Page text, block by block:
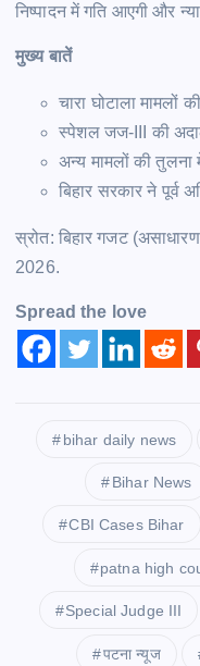
निष्पादन में गति आएगी और
मुख्य बातें
चारा घोटाला मामलों
स्पेशल जज-III की
अन्य मामलों की तुलना
बिहार सरकार ने पूर्व
स्रोत: बिहार गजट
2026.
Spread the love
bihar daily news
Bihar News
CBI Cases Bihar
patna high
Special Judge III
पटना न्यूज